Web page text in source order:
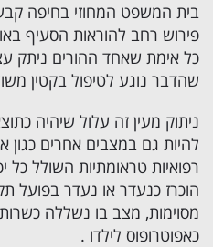
פירוש רחב להוראות הסעיף
כל אימת שאחד ההורים ניתק
שהדבר נוגע לטיפול בקטין
ניתוק מעין זה עלול שיהיה
להיות גם במצבים אחרים כגון
רפואיות טראומתיות השולל כל
הוכרז כנעדר או נעדר בפועל
מסוימות, מצב בו נשללה
כאפוטרופוס לילדו .